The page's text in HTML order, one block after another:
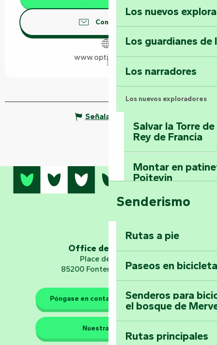
Los nuevos
Los guardianes de
Los narradores
Los nuevos exploradores
Salvar la Torre
Rey de Francia
Montar en
Poitevin
Domine los
Vouvant
Embárquese en
Planetario
Los guardianes de la
Llévese a casa
Senderismo
Rutas a pie
Paseos en
Senderos para
el bosque de
Rutas principales
Contáctenos
www.optitmarais.fr
Señalar un error
Office de tourisme
Place de Verdun
85200 Fontenay-le-Comte
Póngase en contacto con nosotros
Nuestras sedes